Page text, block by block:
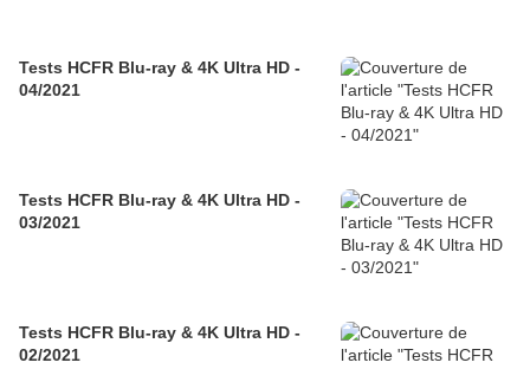
Tests HCFR Blu-ray & 4K Ultra HD -
04/2021
Tests HCFR Blu-ray & 4K Ultra HD -
03/2021
Tests HCFR Blu-ray & 4K Ultra HD -
02/2021